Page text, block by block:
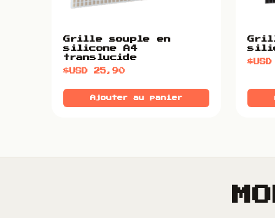
Grille souple en
silicone A4
translucide
$USD25,90
Ajouter au panier